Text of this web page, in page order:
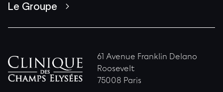
Le Groupe
61 Avenue Franklin Delano
Roosevelt
75008 Paris